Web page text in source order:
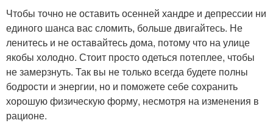
Чтобы точно не оставить осенней хандре и депрессии ни
единого шанса вас сломить, больше двигайтесь. Не
ленитесь и не оставайтесь дома, потому что на улице
якобы холодно. Стоит просто одеться потеплее, чтобы
не замерзнуть. Так вы не только всегда будете полны
бодрости и энергии, но и поможете себе сохранить
хорошую физическую форму, несмотря на изменения в
рационе.